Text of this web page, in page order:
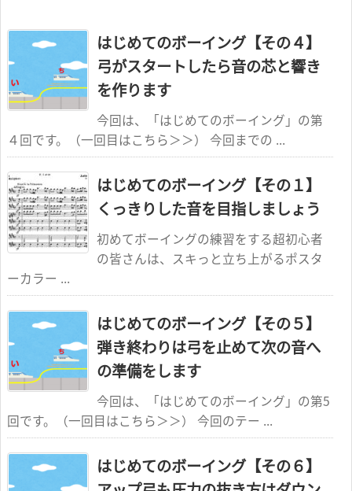
はじめてのボーイング【その４】
弓がスタートしたら音の芯と響き
を作ります
今回は、「はじめてのボーイング」の第
４回です。（一回目はこちら＞＞） 今回までの ...
はじめてのボーイング【その１】
くっきりした音を目指しましょう
初めてボーイングの練習をする超初心者
の皆さんは、スキっと立ち上がるポスタ
ーカラー ...
はじめてのボーイング【その５】
弾き終わりは弓を止めて次の音へ
の準備をします
今回は、「はじめてのボーイング」の第5
回です。（一回目はこちら＞＞） 今回のテー ...
はじめてのボーイング【その６】